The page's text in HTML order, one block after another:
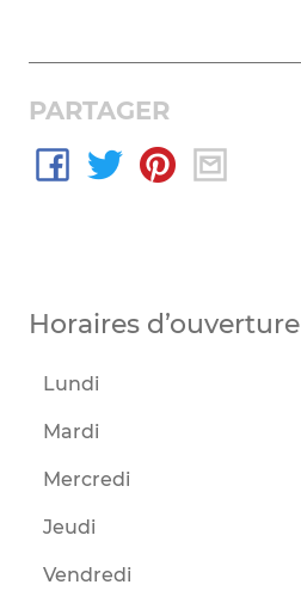
PARTAGER
Horaires d’ouverture
Lundi
Mardi
Mercredi
Jeudi
Vendredi